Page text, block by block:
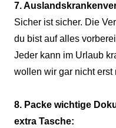
7.
Sicher ist sicher. Die
du bist auf alles
Jeder kann im Urlaub
wollen wir gar nicht erst
8. Packe wichtige
extra Tasche: